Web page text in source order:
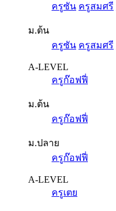
ครูซัน ครูสมศรี
ม.ต้น
ครูซัน ครูสมศรี
A-LEVEL
ครูก๊อฟฟี่
ม.ต้น
ครูก๊อฟฟี่
ม.ปลาย
ครูก๊อฟฟี่
A-LEVEL
ครูเตย